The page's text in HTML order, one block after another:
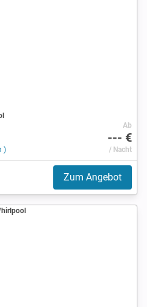
)
Ab
--- €
/ Nacht
Zum Angebot